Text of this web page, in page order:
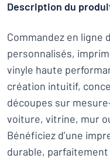
Description du
Commandez en ligne
personnalisés,
vinyle haute
création intuitif,
découpes sur
voiture, vitrine, mur
Bénéficiez d’une
durable,